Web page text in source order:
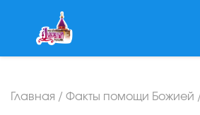
Главная / Факты помощи Божией